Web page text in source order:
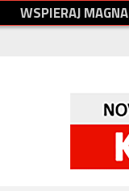
WSPIERAJMAGNA